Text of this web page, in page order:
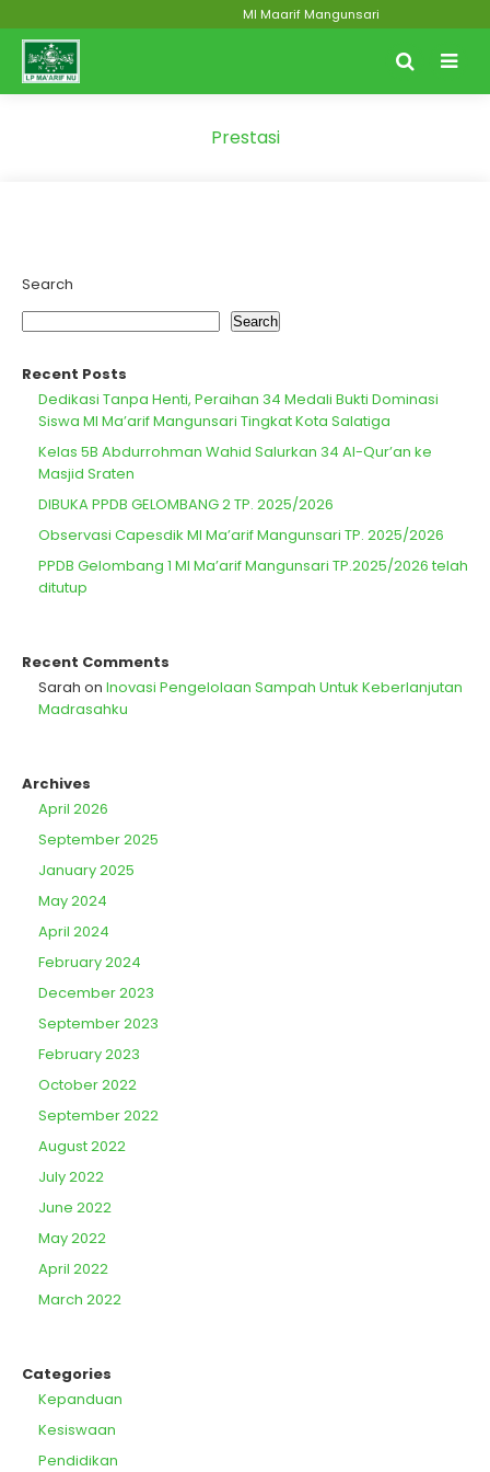
MI Maarif Mangunsari
Prestasi
Search
Search
Recent Posts
Dedikasi Tanpa Henti, Peraihan 34 Medali Bukti Dominasi
Siswa MI Ma’arif Mangunsari Tingkat Kota Salatiga
Kelas 5B Abdurrohman Wahid Salurkan 34 Al-Qur’an ke
Masjid Sraten
DIBUKA PPDB GELOMBANG 2 TP. 2025/2026
Observasi Capesdik MI Ma’arif Mangunsari TP. 2025/2026
PPDB Gelombang 1 MI Ma’arif Mangunsari TP.2025/2026 telah
ditutup
Recent Comments
Sarah on Inovasi Pengelolaan Sampah Untuk Keberlanjutan
Madrasahku
Archives
April 2026
September 2025
January 2025
May 2024
April 2024
February 2024
December 2023
September 2023
February 2023
October 2022
September 2022
August 2022
July 2022
June 2022
May 2022
April 2022
March 2022
Categories
Kepanduan
Kesiswaan
Pendidikan